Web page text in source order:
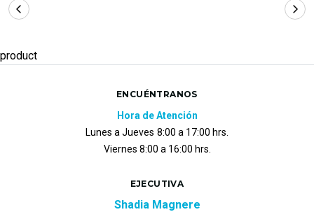
product
ENCUÉNTRANOS
Hora de Atención
Lunes a Jueves 8:00 a 17:00 hrs.
Viernes 8:00 a 16:00 hrs.
EJECUTIVA
Shadia Magnere